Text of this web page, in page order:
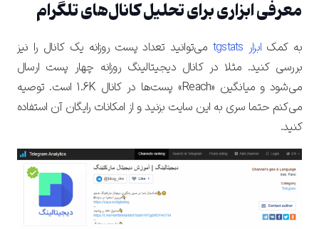
معرفی ابزاری برای تحلیل کانال‌های تلگرام
به کمکابزار tgstats
می‌توانید تعداد پست روزانه یک کانال را نیز
بررسی کنید. مثلا در کانال دیجیتالینگ روزانه چهار پست ارسال
می‌شود و میانگین «Reach» پست‌ها در کانال 1.6K است. توصیه
می‌کنم حتما سری به این سایت بزنید و از امکانات رایگان آن استفاده
کنید.